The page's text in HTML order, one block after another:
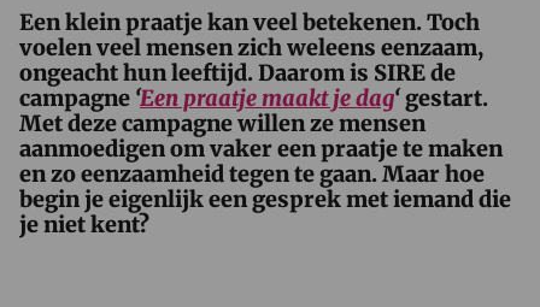
Een klein praatje kan veel betekenen. Toch
voelen veel mensen zich weleens eenzaam,
ongeacht hun leeftijd. Daarom is SIRE de
campagne ‘Een praatje maakt je dag‘gestart.
Met deze campagne willen ze mensen
aanmoedigen om vaker een praatje te maken
en zo eenzaamheid tegen te gaan. Maar hoe
begin je eigenlijk een gesprek met iemand die
je niet kent?